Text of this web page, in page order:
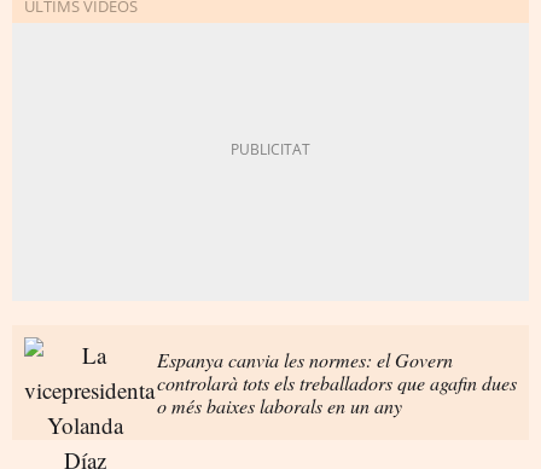
Espanya canvia les normes: el Govern
controlarà tots els treballadors que agafin dues
o més baixes laborals en un any